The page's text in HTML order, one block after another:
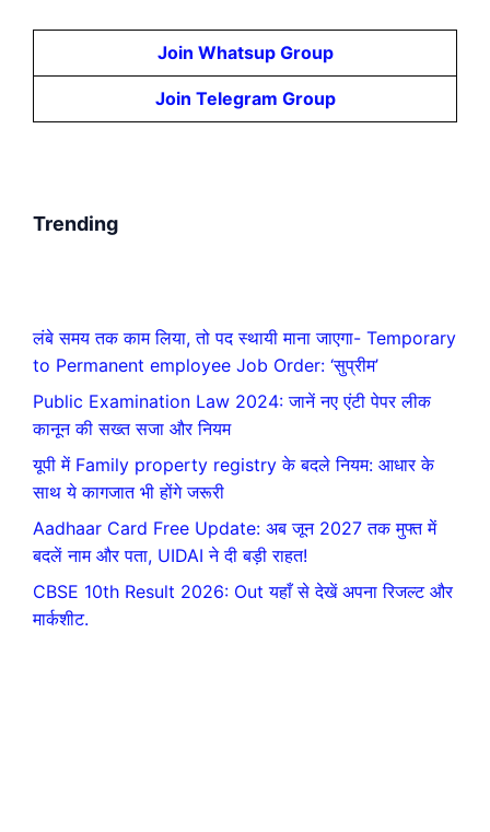
Join Whatsup Group
Join Telegram Group
Trending
लंबे समय तक काम लिया, तो पद स्थायी माना जाएगा- Temporary
to Permanent employee Job Order: ‘सुप्रीम’
Public Examination Law 2024: जानें नए एंटी पेपर लीक
कानून की सख्त सजा और नियम
यूपी में Family property registry के बदले नियम: आधार के
साथ ये कागजात भी होंगे जरूरी
Aadhaar Card Free Update: अब जून 2027 तक मुफ्त में
बदलें नाम और पता, UIDAI ने दी बड़ी राहत!
CBSE 10th Result 2026: Out यहाँ से देखें अपना रिजल्ट और
मार्कशीट.